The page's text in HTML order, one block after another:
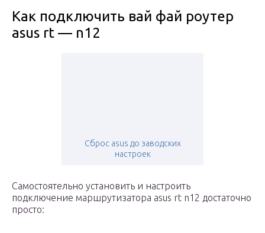
Как подключить вай фай роутер
asus rt — n12
Сброс asus до заводских
настроек
Самостоятельно установить и настроить
подключение маршрутизатора asus rt n12 достаточно
просто: